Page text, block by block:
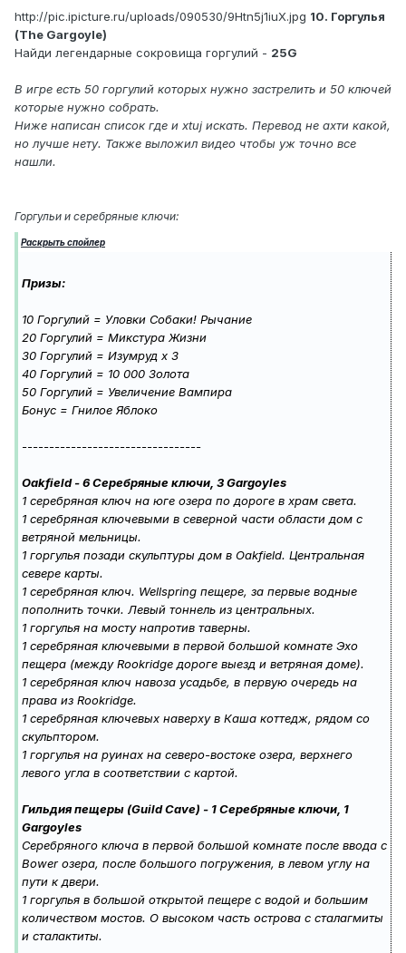
http://pic.ipicture.ru/uploads/090530/9Htn5j1iuX.jpg 10. Горгулья
(The Gargoyle)
Найди легендарные сокровища горгулий - 25G
В игре есть 50 горгулий которых нужно застрелить и 50 ключей
которые нужно собрать.
Ниже написан список где и xtuj искать. Перевод не ахти какой,
но лучше нету. Также выложил видео чтобы уж точно все
нашли.
Горгульи и серебряные ключи:
Раскрыть спойлер
Призы:
10 Горгулий = Уловки Собаки! Рычание
20 Горгулий = Микстура Жизни
30 Горгулий = Изумруд x 3
40 Горгулий = 10 000 Золота
50 Горгулий = Увеличение Вампира
Бонус = Гнилое Яблоко
---------------------------------
Oakfield - 6 Серебряные ключи, 3 Gargoyles
1 серебряная ключ на юге озера по дороге в храм света.
1 серебряная ключевыми в северной части области дом с
ветряной мельницы.
1 горгулья позади скульптуры дом в Oakfield. Центральная
севере карты.
1 серебряная ключ. Wellspring пещере, за первые водные
пополнить точки. Левый тоннель из центральных.
1 горгулья на мосту напротив таверны.
1 серебряная ключевыми в первой большой комнате Эхо
пещера (между Rookridge дороге выезд и ветряная доме).
1 серебряная ключ навоза усадьбе, в первую очередь на
права из Rookridge.
1 серебряная ключевых наверху в Каша коттедж, рядом со
скульптором.
1 горгулья на руинах на северо-востоке озера, верхнего
левого угла в соответствии с картой.
Гильдия пещеры (Guild Cave) - 1 Серебряные ключи, 1
Gargoyles
Серебряного ключа в первой большой комнате после ввода с
Bower озера, после большого погружения, в левом углу на
пути к двери.
1 горгулья в большой открытой пещере с водой и большим
количеством мостов. О высоком часть острова с сталагмиты
и сталактиты.